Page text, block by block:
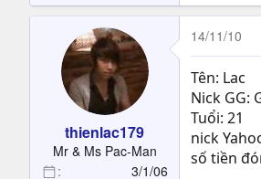
thienlac179
Mr & Ms Pac-Man
3/1/06
14/11/10
Tên: Lac
Nick GG:
Tuổi: 21
nick
số tiền